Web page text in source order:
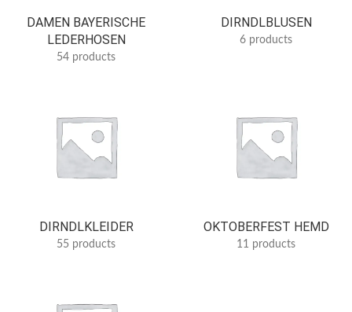
DAMEN BAYERISCHE
LEDERHOSEN
54 products
DIRNDLBLUSEN
6 products
DIRNDLKLEIDER
55 products
OKTOBERFEST HEMD
11 products